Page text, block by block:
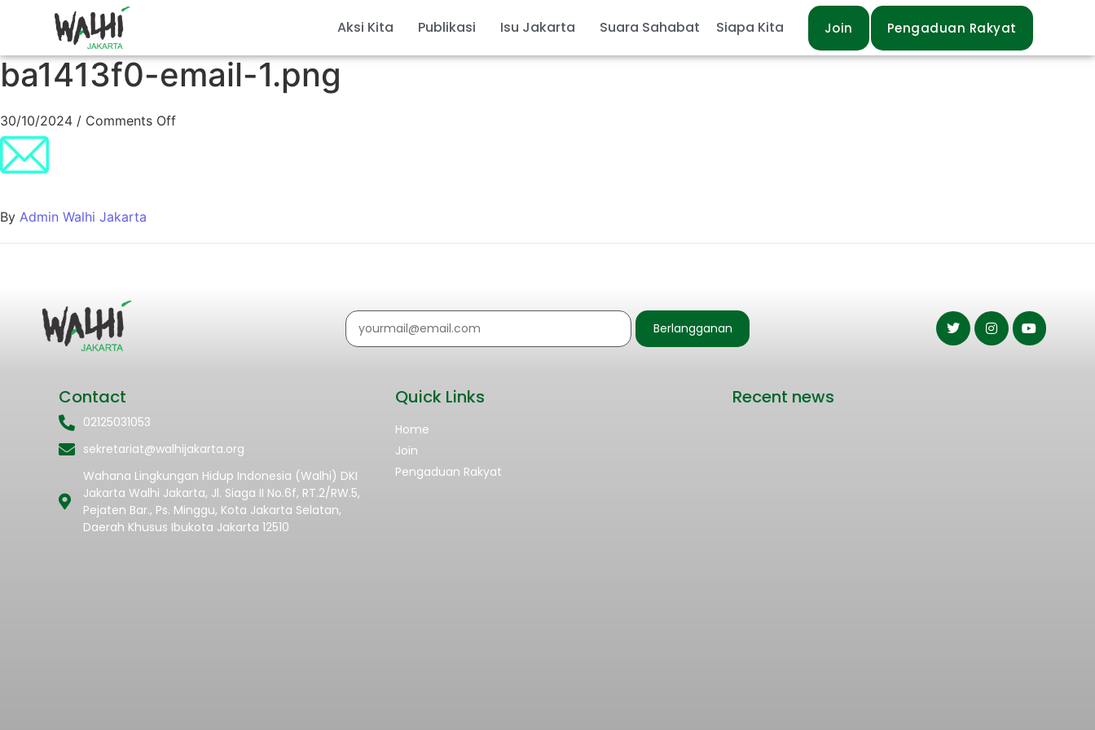
Aksi Kita Publikasi Isu Jakarta Suara Sahabat Siapa Kita Join Pengaduan Rakyat
ba1413f0-email-1.png
30/10/2024 / Comments Off
By Admin Walhi Jakarta
Berlangganan
Contact
02125031053
sekretariat@walhijakarta.org
Wahana Lingkungan Hidup Indonesia (Walhi) DKI
Jakarta Walhi Jakarta, Jl. Siaga II No.6f, RT.2/RW.5,
Pejaten Bar., Ps. Minggu, Kota Jakarta Selatan,
Daerah Khusus Ibukota Jakarta 12510
Quick Links
Home
Join
Pengaduan Rakyat
Recent news